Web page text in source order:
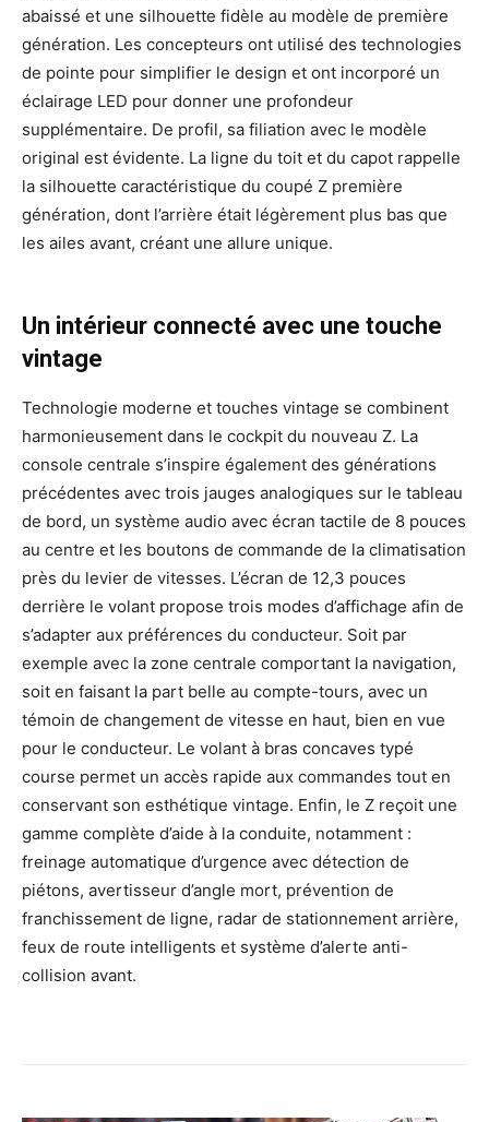
abaissé et une silhouette fidèle au modèle de première
génération. Les concepteurs ont utilisé des technologies
de pointe pour simplifier le design et ont incorporé un
éclairage LED pour donner une profondeur
supplémentaire. De profil, sa filiation avec le modèle
original est évidente. La ligne du toit et du capot rappelle
la silhouette caractéristique du coupé Z première
génération, dont l’arrière était légèrement plus bas que
les ailes avant, créant une allure unique.
Un intérieur connecté avec une touche
vintage
Technologie moderne et touches vintage se combinent
harmonieusement dans le cockpit du nouveau Z. La
console centrale s’inspire également des générations
précédentes avec trois jauges analogiques sur le tableau
de bord, un système audio avec écran tactile de 8 pouces
au centre et les boutons de commande de la climatisation
près du levier de vitesses. L’écran de 12,3 pouces
derrière le volant propose trois modes d’affichage afin de
s’adapter aux préférences du conducteur. Soit par
exemple avec la zone centrale comportant la navigation,
soit en faisant la part belle au compte-tours, avec un
témoin de changement de vitesse en haut, bien en vue
pour le conducteur. Le volant à bras concaves typé
course permet un accès rapide aux commandes tout en
conservant son esthétique vintage. Enfin, le Z reçoit une
gamme complète d’aide à la conduite, notamment :
freinage automatique d’urgence avec détection de
piétons, avertisseur d’angle mort, prévention de
franchissement de ligne, radar de stationnement arrière,
feux de route intelligents et système d’alerte anti-
collision avant.